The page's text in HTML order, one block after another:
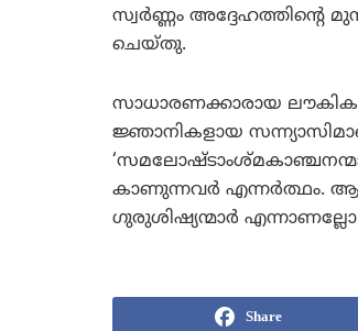
സ്വര്‍ണ്ണം അദ്ദേഹത്തിന്റെ
ചെയ്തു.
സാധാരണക്കാരായ
ജ്ഞാനികളായ
കാണുന്നവര്‍ എന്നര്‍ത്ഥം.
ഗുരുശിഷ്യന്മാര്‍
Share